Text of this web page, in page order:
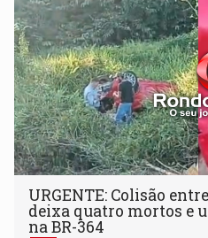
URGENTE: Colisão
deixa quatro mortos e
na BR-364